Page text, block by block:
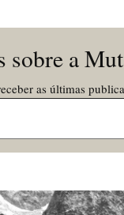
sobre a
as últimas